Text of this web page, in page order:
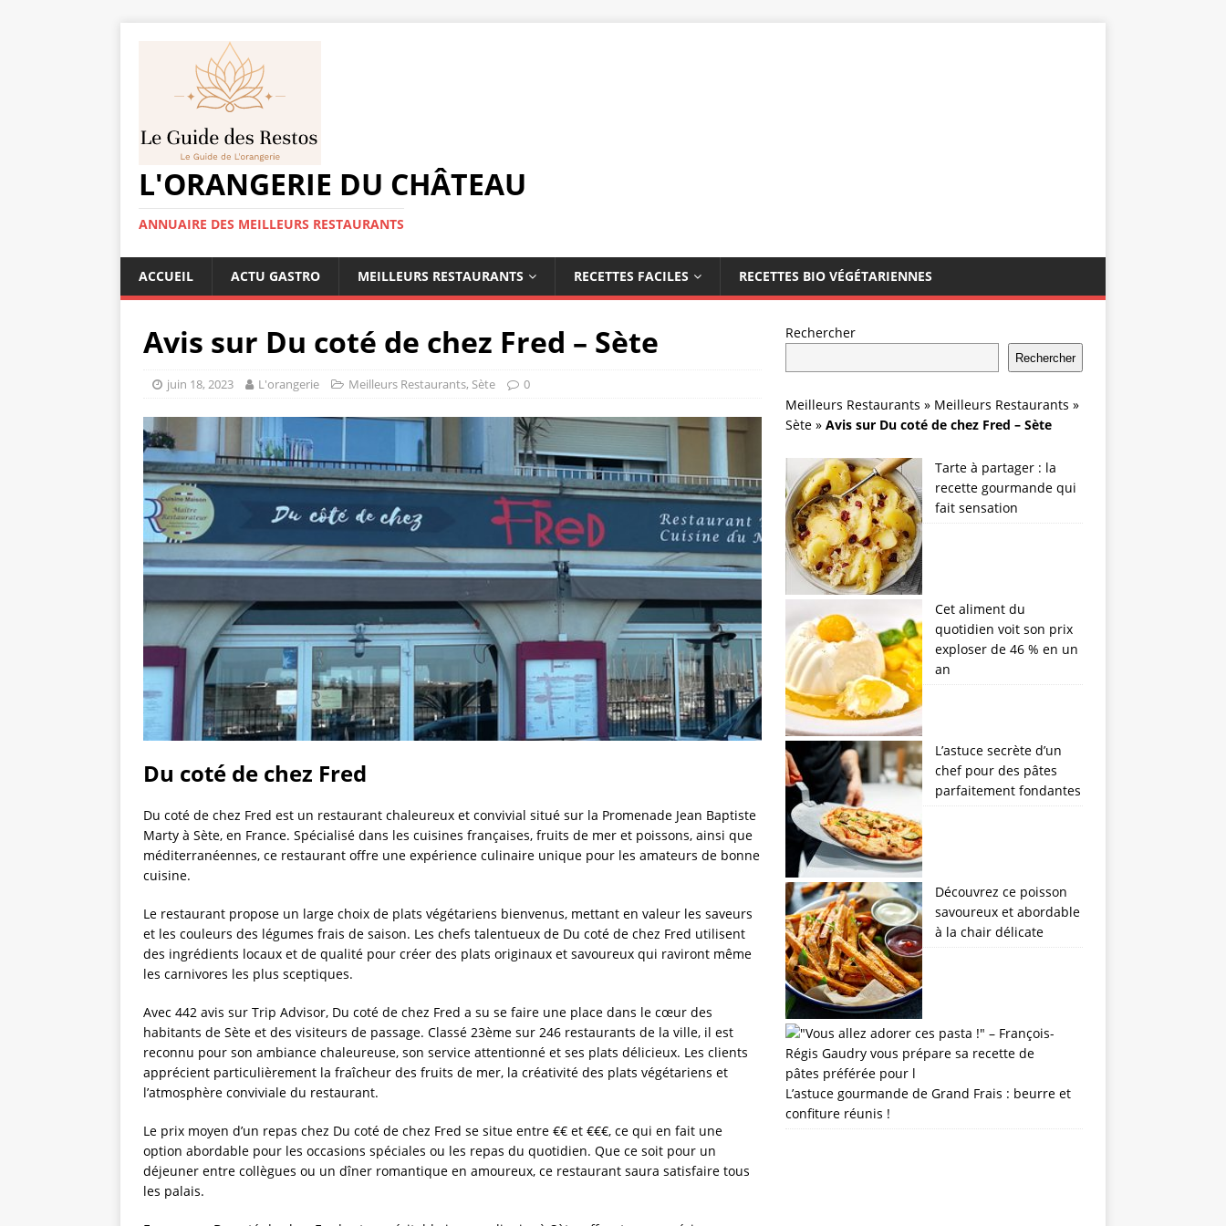
L'ORANGERIE DU CHÂTEAU
ANNUAIRE DES MEILLEURS RESTAURANTS
ACCUEIL ACTU GASTRO MEILLEURS RESTAURANTS RECETTES FACILES RECETTES BIO VÉGÉTARIENNES
Avis sur Du coté de chez Fred – Sète
juin 18, 2023 L'orangerie Meilleurs Restaurants, Sète 0
Du coté de chez Fred
Du coté de chez Fred est un restaurant chaleureux et convivial situé sur la Promenade Jean Baptiste
Marty à Sète, en France. Spécialisé dans les cuisines françaises, fruits de mer et poissons, ainsi que
méditerranéennes, ce restaurant offre une expérience culinaire unique pour les amateurs de bonne
cuisine.
Le restaurant propose un large choix de plats végétariens bienvenus, mettant en valeur les saveurs
et les couleurs des légumes frais de saison. Les chefs talentueux de Du coté de chez Fred utilisent
des ingrédients locaux et de qualité pour créer des plats originaux et savoureux qui raviront même
les carnivores les plus sceptiques.
Avec 442 avis sur Trip Advisor, Du coté de chez Fred a su se faire une place dans le cœur des
habitants de Sète et des visiteurs de passage. Classé 23ème sur 246 restaurants de la ville, il est
reconnu pour son ambiance chaleureuse, son service attentionné et ses plats délicieux. Les clients
apprécient particulièrement la fraîcheur des fruits de mer, la créativité des plats végétariens et
l’atmosphère conviviale du restaurant.
Le prix moyen d’un repas chez Du coté de chez Fred se situe entre €€ et €€€, ce qui en fait une
option abordable pour les occasions spéciales ou les repas du quotidien. Que ce soit pour un
déjeuner entre collègues ou un dîner romantique en amoureux, ce restaurant saura satisfaire tous
les palais.
Rechercher
Rechercher
Meilleurs Restaurants » Meilleurs Restaurants »
Sète» Avis sur Du coté de chez Fred – Sète
Tarte à partager : la
recette gourmande qui
fait sensation
Cet aliment du
quotidien voit son prix
exploser de 46 % en un
an
L’astuce secrète d’un
chef pour des pâtes
parfaitement fondantes
Découvrez ce poisson
savoureux et abordable
à la chair délicate
L’astuce gourmande de Grand Frais : beurre et
confiture réunis !